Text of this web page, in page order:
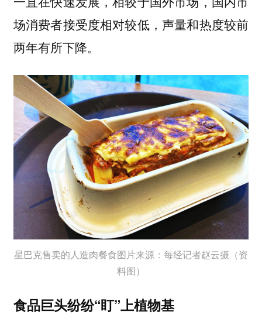
场消费者接受度相对较低，声量和热度较前
两年有所下降。
星巴克售卖的人造肉餐食图片来源：每经记者赵云摄（资
料图）
食品巨头纷纷“盯”上植物基